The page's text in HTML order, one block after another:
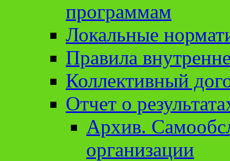
программам
Локальные
Правила
Коллективный
Отчет о
Архив.
организации